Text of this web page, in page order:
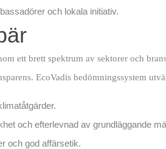
och lokala initiativ.
ett brett spektrum av sektorer och
EcoVadis bedömningssystem
och efterlevnad av grundläggande
och god affärsetik.